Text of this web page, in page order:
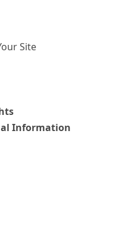
Site
Information